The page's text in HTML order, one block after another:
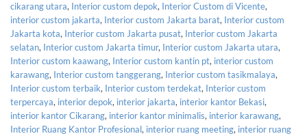
cikarang utara, Interior custom depok, Interior Custom di Vicente,
interior custom jakarta, Interior custom Jakarta barat, Interior custom
Jakarta kota, Interior custom Jakarta pusat, Interior custom Jakarta
selatan, Interior custom Jakarta timur, Interior custom Jakarta utara,
Interior custom kaawang, Interior custom kantin pt, interior custom
karawang, Interior custom tanggerang, Interior custom tasikmalaya,
Interior custom terbaik, Interior custom terdekat, Interior custom
terpercaya, interior depok, interior jakarta, interior kantor Bekasi,
interior kantor Cikarang, interior kantor minimalis, interior karawang,
Interior Ruang Kantor Profesional, interior ruang meeting, interior ruang